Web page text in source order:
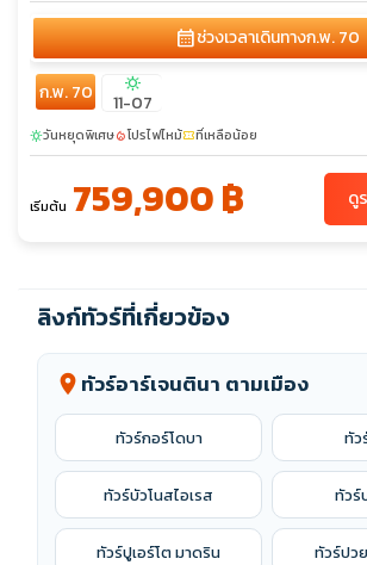
ฟลอเร - ซานติเอโก - เนินเขาซานตา ลูเชีย - ท
เบลลาวิสตา - เกาะอีสเตอร์ - ชมโมอาย - เหมื
อุทยานแห่งชาติราปานุย - เหมืองหิน ราโน ราร
- โมอาย อาฮูตองการิกิ - ปูนาเปา - ภูเขาไฟราโน
แลน - ล่องเรือช่องแคบมาเจลลัน - เกาะมักดาเล
เก็บภาพนกเพนกวินและสิงโตทะเล - ปูนตา นาต
นาตาเรส - ชมฟยอร์ด - อุทยานแห่งชาติตอเรส์ เ
Cuernos del Paine - ทะเลสาบเพโฮ - ธารน้ำ
ทะเลสาบอาร์เจนติน่า - จุดชมวิว The Balcony -
มอเรโน - บัวโนส ไอเรส - ชมกรุงบัวโนสไอเรส -
เดอ ฮูลิโอ้ - ทำเนียบรัฐบาล - โชว์เต้นแทงโก้ -
อุทยานป่า Palermo - ร้านหนังสือ EI Ateneo
เดลต้า
calendar_monthช่วงเวลาเดินทางก.พ. 70
ก.พ. 70 sunny
11-07
sunnyวันหยุดพิเศษlocal_fire_departmentโปรไฟไหม้confirmation_numberที่เหลือน้อย
เริ่มต้น 759,900 ฿ ดู
ลิงก์ทัวร์ที่เกี่ยวข้อง
location_on ทัวร์อาร์เจนตินา ตามเมือง
ทัวร์กอร์โดบา ทัว
ทัวร์บัวโนสไอเรส ทัวร์
ทัวร์ปูเอร์โต มาดริน ทัวร์ปว